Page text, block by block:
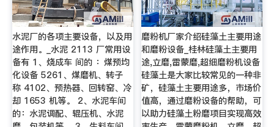
水泥厂的各项主要设备，以及用
途作用。_水泥 2113 厂常用设
备有 1、烧成车 间的 ：煤预均
化设备 5261、煤磨机、转子
称 4102、预热器、回转窑、冷
却 1653 机等。 2、水泥车间
的：水泥调配、辊压机、水泥
磨粉机厂家介绍硅藻土主要用途
和磨粉设备_桂林硅藻土主要用
途,立磨,雷蒙磨,超细磨粉机设备
硅藻土是大家比较常见的一种非
矿，硅藻土主要用途多，市场价
值高，通过磨粉设备的帮助，可
以助力硅藻土粉磨项目实现高效